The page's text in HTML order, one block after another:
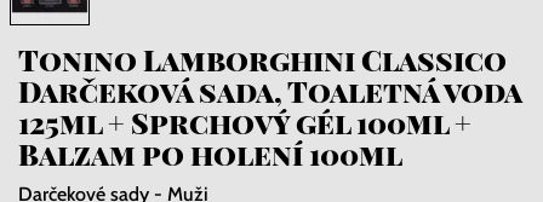
Tonino Lamborghini Classico
Darčeková sada, Toaletná voda
125ml + Sprchový gél 100ml +
Balzam po holení 100ml
Darčekové sady - Muži